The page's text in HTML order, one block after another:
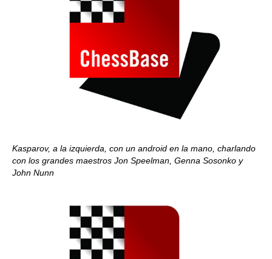
Kasparov, a la izquierda, con un android en la mano, charlando
con los grandes maestros Jon Speelman, Genna Sosonko y
John Nunn